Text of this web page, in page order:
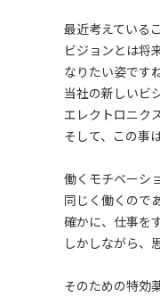
最近考えている
ビジョンとは将
なりたい姿ですね
当社の新しいビ
エレクトロニク
そして、この事
働くモチベーシ
同じく働くので
確かに、仕事を
しかしながら、
そのための特効